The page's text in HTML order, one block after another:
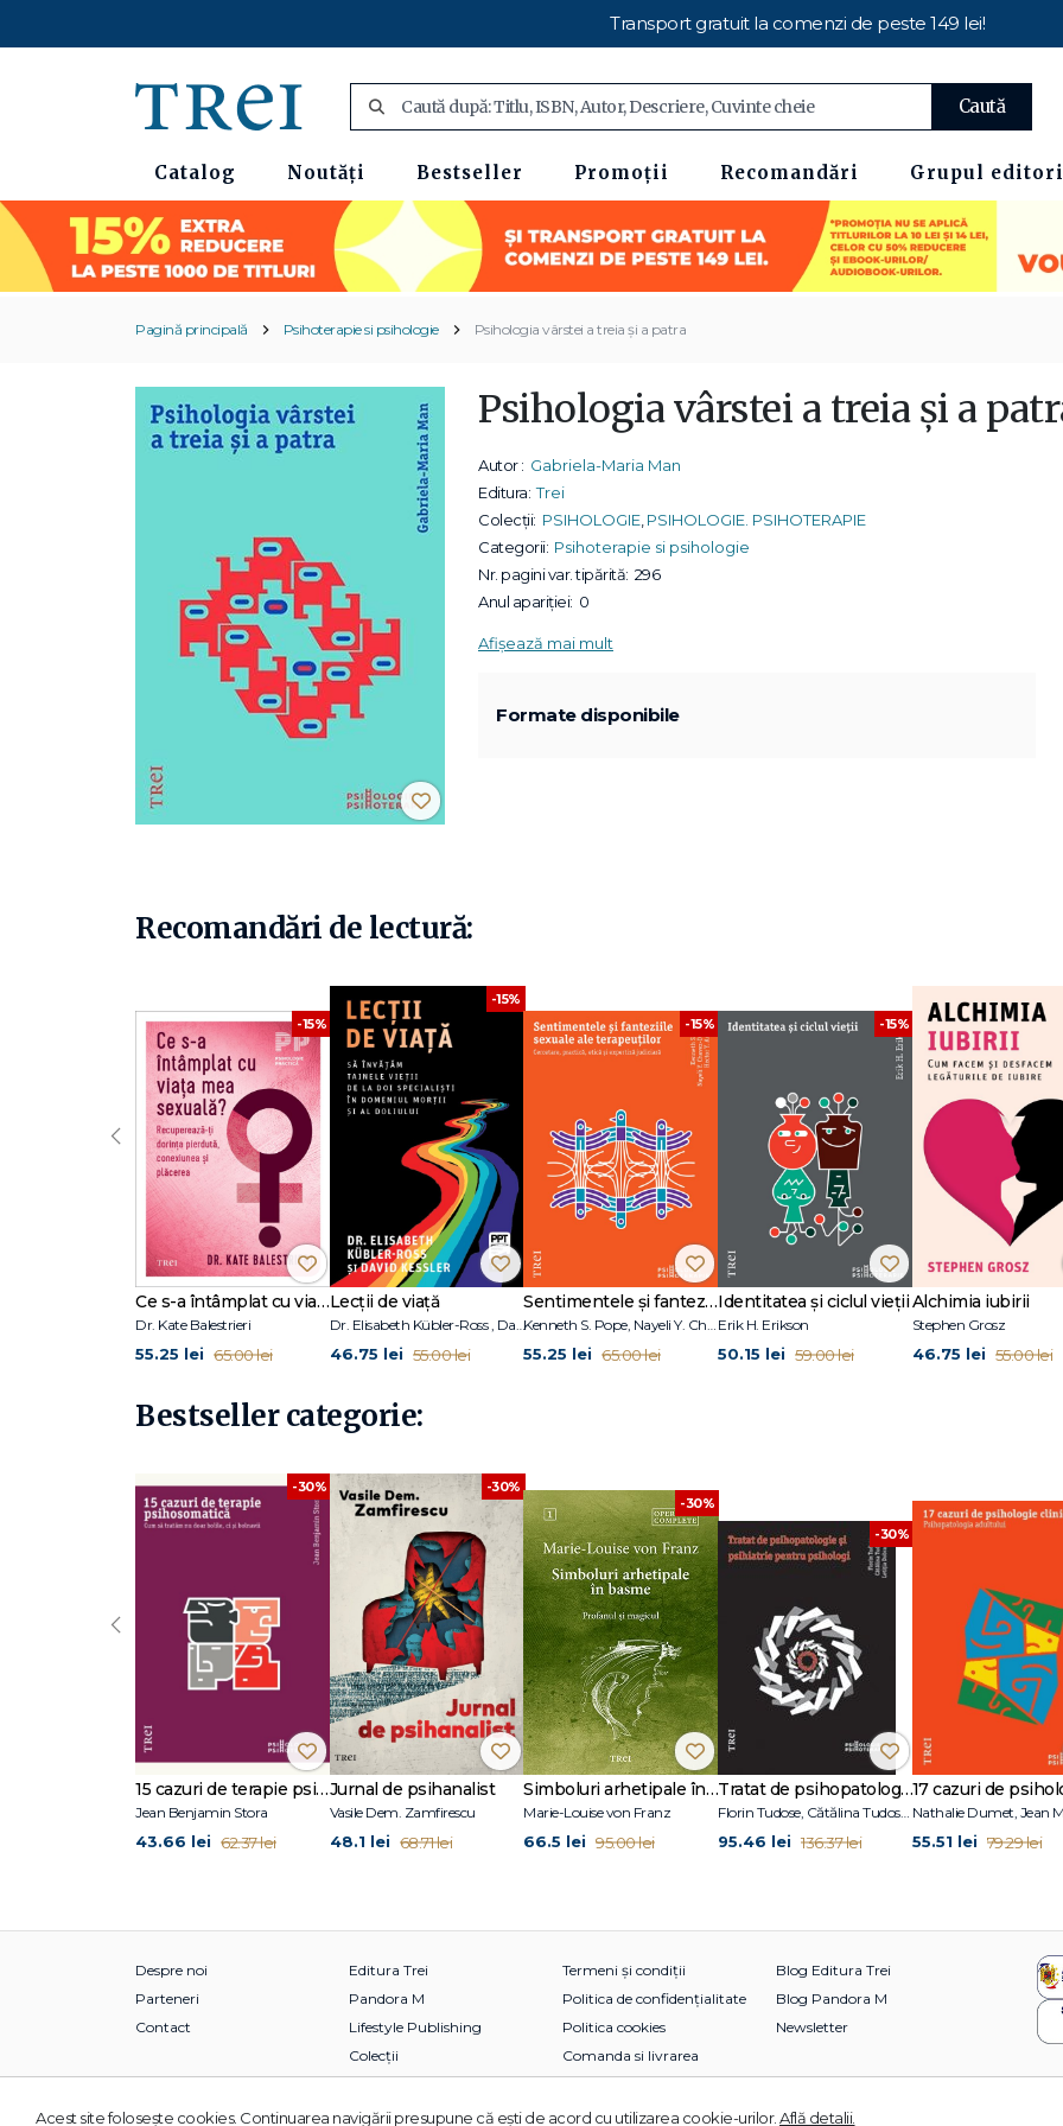
Transport gratuit la comenzi de peste 149 lei!
Caută
Catalog Noutăți Bestseller Promoții Recomandări Grupul
Pagină principală Psihoterapie si psihologie Psihologia vârstei a treia și a patra
Psihologia vârstei a treia și a
Autor : Gabriela-Maria Man
Editura: Trei
Colecții: PSIHOLOGIE, PSIHOLOGIE. PSIHOTERAPIE
Categorii: Psihoterapie si psihologie
Nr. pagini var. tipărită: 296
Anul apariției: 0
Afișează mai mult
Formate disponibile
Recomandări de lectură:
-15%
Ce s-a întâmplat cu viața mea sexuală?
Dr. Kate Balestrieri
55.25 lei 65.00 lei
-15%
Lecții de viață
Dr. Elisabeth Kübler-Ross , David Kessler
46.75 lei 55.00 lei
-15%
Sentimentele și fanteziile sexuale ale terapeuților
Kenneth S. Pope, Nayeli Y. Chavez-Dueñas, Hector Y. Adames
55.25 lei 65.00 lei
-15%
Identitatea și ciclul vieții
Erik H. Erikson
50.15 lei 59.00 lei
Alchimia iubirii
Stephen Grosz
46.75 lei 55.00 lei
‹
Bestseller categorie:
-30%
15 cazuri de terapie psihosomatică
Jean Benjamin Stora
43.66 lei 62.37 lei
-30%
Jurnal de psihanalist
Vasile Dem. Zamfirescu
48.1 lei 68.71 lei
-30%
Simboluri arhetipale în basme
Marie-Louise von Franz
66.5 lei 95.00 lei
-30%
Tratat de psihopatologie şi psihiatrie pentru psihologi
Florin Tudose, Cătălina Tudose, Letiţia Dobranici
95.46 lei 136.37 lei 55.51 lei 79.29 lei
‹
Despre noi
Parteneri
Contact
Editura Trei
Pandora M
Lifestyle Publishing
Colecții
Termeni și condiții
Politica de confidențialitate
Politica cookies
Comanda si livrarea
Blog Editura Trei
Blog Pandora M
Newsletter
Acest site foloseşte cookies. Continuarea navigării presupune că eşti de acord cu utilizarea cookie-urilor. Află detalii.